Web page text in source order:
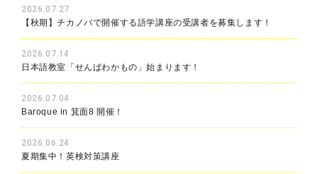
2026.07.27
【秋期】チカノバで開催する語学講座の受講者を募集します！
2026.07.14
日本語教室「せんばわかもの」始まります！
2026.07.04
Baroque in 箕面8 開催！
2026.06.24
夏期集中！英検対策講座